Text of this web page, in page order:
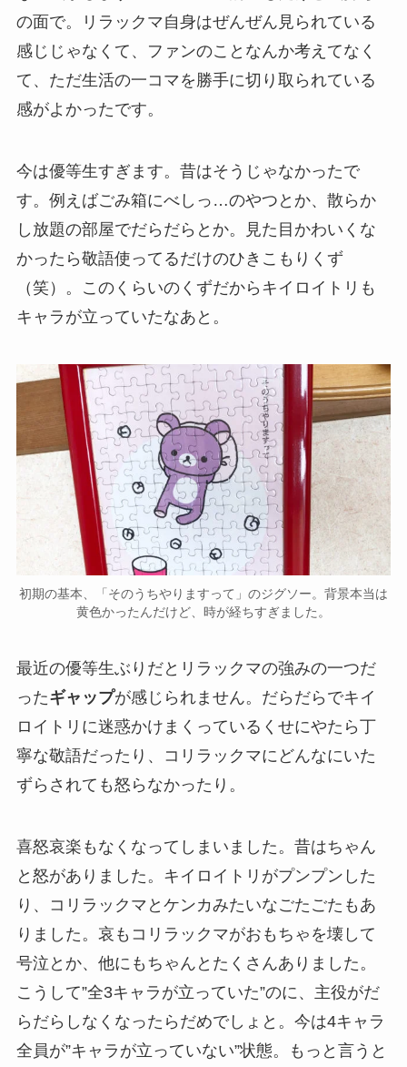
の面で。リラックマ自身はぜんぜん見られている
感じじゃなくて、ファンのことなんか考えてなく
て、ただ生活の一コマを勝手に切り取られている
感がよかったです。
今は優等生すぎます。昔はそうじゃなかったで
す。例えばごみ箱にべしっ…のやつとか、散らか
し放題の部屋でだらだらとか。見た目かわいくな
かったら敬語使ってるだけのひきこもりくず
（笑）。このくらいのくずだからキイロイトリも
キャラが立っていたなあと。
初期の基本、「そのうちやりますって」のジグソー。背景本当は
黄色かったんだけど、時が経ちすぎました。
最近の優等生ぶりだとリラックマの強みの一つだ
ったギャップが感じられません。だらだらでキイ
ロイトリに迷惑かけまくっているくせにやたら丁
寧な敬語だったり、コリラックマにどんなにいた
ずらされても怒らなかったり。
喜怒哀楽もなくなってしまいました。昔はちゃん
と怒がありました。キイロイトリがプンプンした
り、コリラックマとケンカみたいなごたごたもあ
りました。哀もコリラックマがおもちゃを壊して
号泣とか、他にもちゃんとたくさんありました。
こうして”全3キャラが立っていた”のに、主役がだ
らだらしなくなったらだめでしょと。今は4キャラ
全員が”キャラが立っていない”状態。もっと言うと